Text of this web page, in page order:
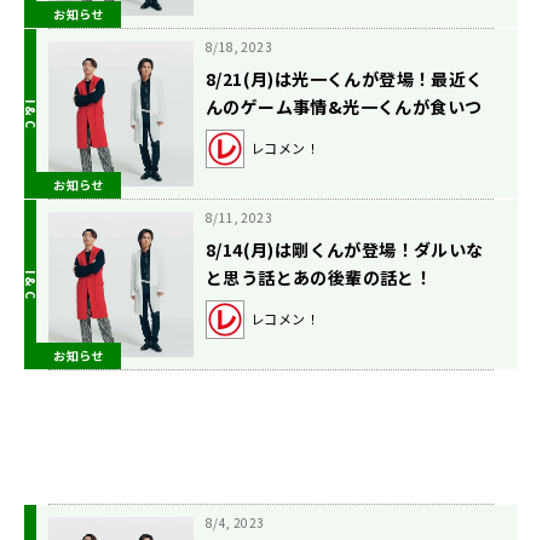
お知らせ
お知らせ
8/18, 2023
8/21(月)は光一くんが登場！最近く
んのゲーム事情&光一くんが食いつ
く報告メールが!?
レコメン！
お知らせ
8/11, 2023
8/14(月)は剛くんが登場！ダルいな
と思う話とあの後輩の話と！
レコメン！
8/4, 2023